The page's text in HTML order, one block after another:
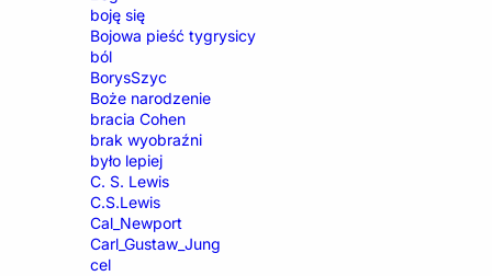
boję się
Bojowa pieść tygrysicy
ból
BorysSzyc
Boże narodzenie
bracia Cohen
brak wyobraźni
było lepiej
C. S. Lewis
C.S.Lewis
Cal_Newport
Carl_Gustaw_Jung
cel